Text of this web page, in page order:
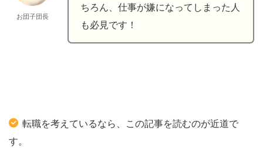
お団子団長
ちろん、仕事が嫌になってしまった人
も必見です！
転職を考えているなら、この記事を読むのが近道で
す。